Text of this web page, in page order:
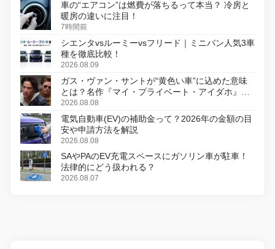
車の“エアコン”は燃費が落ちるって本当？ 冷房と
暖房の違いに注目！
7時間前
シエンタvsルーミーvsフリード｜ミニバン人気3車
種を徹底比較！
2026.08.09
ガス・ヴァン・サントが“黄色い車”に込めた意味
とは？名作『マイ・プライベート・アイダホ』が
初のデジタルリマスター版で復活
2026.08.08
電気自動車(EV)の補助金って？2026年の金額の目
安や申請方法を解説
2026.08.08
SAやPAのEV充電スペースにガソリン車が駐車！
法律的にどう扱われる？
2026.08.07